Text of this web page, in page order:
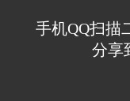
手机QQ扫描
分享